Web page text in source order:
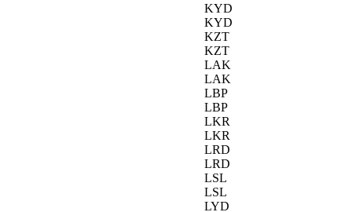
KYD
KYD
KZT
KZT
LAK
LAK
LBP
LBP
LKR
LKR
LRD
LRD
LSL
LSL
LYD